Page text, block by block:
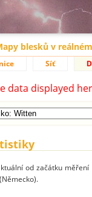
blesků v
Síť
data displayed
od začátku